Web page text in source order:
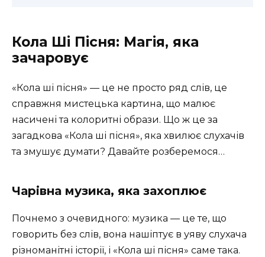
Кола Ші Пісня: Магія, яка
зачаровує
«Кола ші пісня» — це не просто ряд слів, це
справжня мистецька картина, що малює
насичені та колоритні образи. Що ж це за
загадкова «Кола ші пісня», яка хвилює слухачів
та змушує думати? Давайте розберемося…
Чарівна музика, яка захоплює
Почнемо з очевидного: музика — це те, що
говорить без слів, вона нашіптує в уяву слухача
різноманітні історії, і «Кола ші пісня» саме така.